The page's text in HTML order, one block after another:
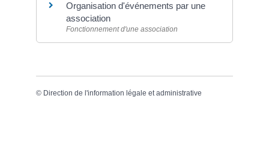
Organisation d'événements par une
association
Fonctionnement d'une association
© Direction de l'information légale et administrative